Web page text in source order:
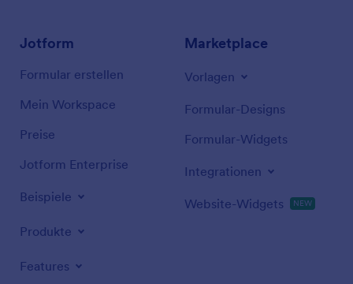
Jotform
Formular erstellen
Mein Workspace
Preise
Jotform Enterprise
Beispiele
Produkte
Features
Marketplace
Vorlagen
Formular-Designs
Formular-Widgets
Integrationen
Website-Widgets NEW